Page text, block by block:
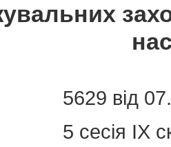
5629 від
5 сесія IX